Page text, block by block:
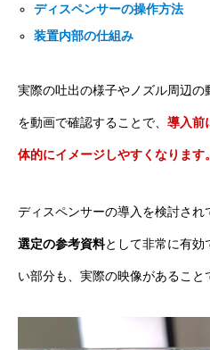
ディスペンサーの操作方法
装置内部の仕組み
実際の吐出の様子やノズル周辺
を動画で確認することで、 導入前
体的にイメージしやすくなります。
ディスペンサーの導入を検討され
選定の参考資料として非常に有効
い部分も、実際の映像があること